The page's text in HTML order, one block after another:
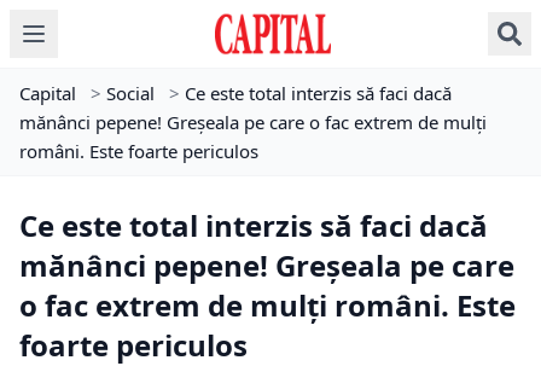
Capital > Social > Ce este total interzis să faci dacă
mănânci pepene! Greșeala pe care o fac extrem de mulți
români. Este foarte periculos
Ce este total interzis să faci dacă
mănânci pepene! Greșeala pe care
o fac extrem de mulți români. Este
foarte periculos